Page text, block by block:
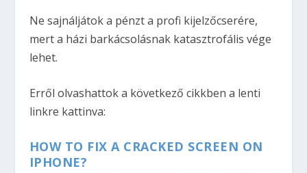
Ne sajnáljátok a pénzt a profi kijelzőcserére,
mert a házi barkácsolásnak katasztrofális vége
lehet.
Erről olvashattok a következő cikkben a lenti
linkre kattinva:
HOW TO FIX A CRACKED SCREEN ON
IPHONE?